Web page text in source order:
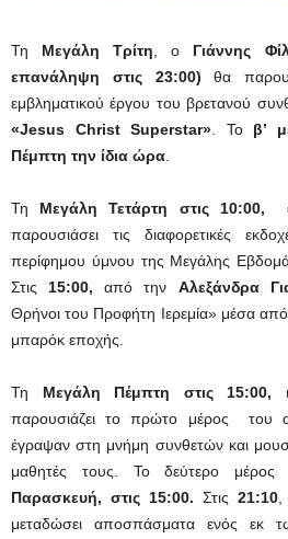
Τη Μεγάλη Τρίτη , ο Γιάννης
επανάληψη στις 23:00) θα
εμβληματικού έργου του βρετανού
«Jesus Christ Superstar» . Το β’
Πέμπτη την ίδια ώρα
Τη Μεγάλη Τετάρτη στις 10:00,
παρουσιάσει τις διαφορετικές
περίφημου ύμνου της Μεγάλης
Στις 15:00,από την Αλεξάνδρα
Θρήνοι του Προφήτη Ιερεμία» μέσα
μπαρόκ εποχής.
Τη Μεγάλη Πέμπτη στις 15:00,
παρουσιάζει το πρώτο μέρος του
έγραψαν στη μνήμη συνθετών και
μαθητές τους. To δεύτερο
Παρασκευή, στις 15:00. Στις 21:10
μεταδώσει αποσπάσματα ενός εκ